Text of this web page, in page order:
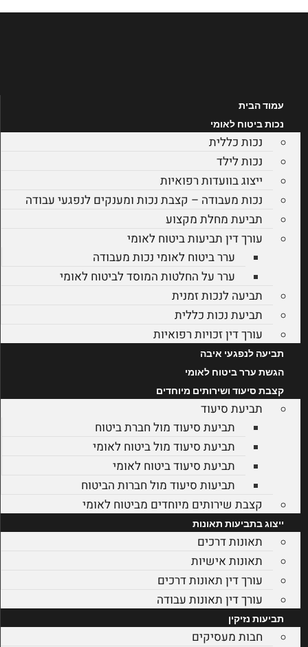
דלג
עמוד הבית
נכות ביטוח לאומי
נכות כללית
נכות לילד
ייצוג בוועדות רפואיות
נכות מעבודה – קצבת נכות ומענקים לנפגעי עבודה
תביעת מחלת מקצוע
עורך דין תביעות ביטוח לאומי
ערר ביטוח לאומי נכות מעבודה
ערר על החלטות המוסד לביטוח לאומי
תביעה לנכות זמנית
תביעת נכות כללית
עורך דין זכויות רפואיות
תביעה לנפגעי איבה
הגשת ערר ביטוח לאומי
קצבת סיעוד ושירותים מיוחדים
תביעת סיעוד
תביעת סיעוד מול חברת ביטוח
תביעת סיעוד מול ביטוח לאומי
תביעת סיעוד ביטוח לאומי
תביעות סיעוד מול חברות הביטוח
קצבת שירותים מיוחדים מביטוח לאומי
ייצוג בתביעות תאונות
תאונות דרכים
תאונות אישיות
עורך דין תאונות דרכים
עורך דין תאונות עבודה
תביעות נזיקין
חבות מעסיקים